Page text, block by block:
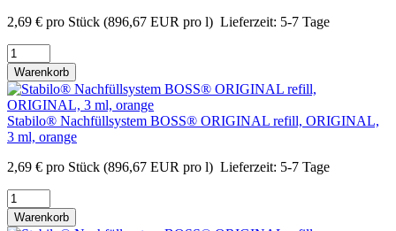
2,69 € pro Stück (896,67 EUR pro l) Lieferzeit: 5-7 Tage
Warenkorb
Stabilo® Nachfüllsystem BOSS® ORIGINAL refill, ORIGINAL,
3 ml, orange
2,69 € pro Stück (896,67 EUR pro l) Lieferzeit: 5-7 Tage
Warenkorb